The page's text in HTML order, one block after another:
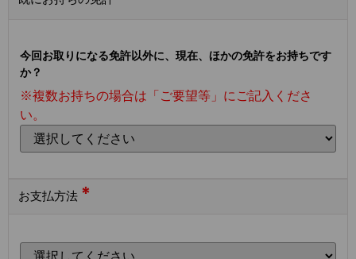
今回お取りになる免許以外に、現在、ほかの免許をお持ちです
か？
※複数お持ちの場合は「ご要望等」にご記入くださ
い。
お支払方法 *